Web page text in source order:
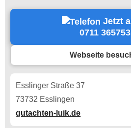
Jetzt
0711
Webseite
Esslinger Straße 37
73732 Esslingen
gutachten-luik.de